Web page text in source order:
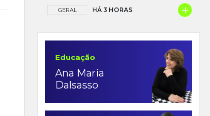
GERAL HÁ 3 HORAS +
Educação
Ana Maria
Dalsasso